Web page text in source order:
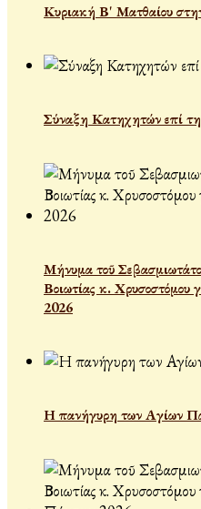
Κυριακή Β' Ματθαίου
Σύναξη Κατηχητών επί τη
Μήνυμα τοῦ
Βοιωτίας κ. Χρυσοστόμου
2026
Η πανήγυρη των Αγίων